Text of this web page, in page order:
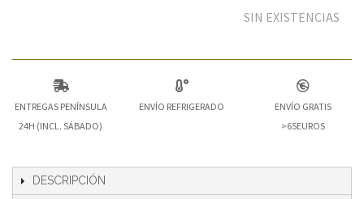
SIN EXISTENCIAS
ENTREGAS PENÍNSULA
24H (INCL. SÁBADO)
ENVÍO REFRIGERADO
ENVÍO GRATIS
>65EUROS
DESCRIPCIÓN